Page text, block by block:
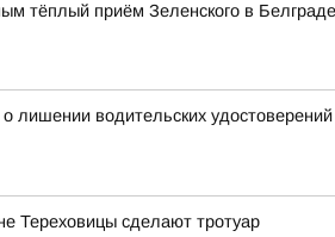
тёплый приём Зеленского в Белграде
лишении водительских
Тереховицы сделают тротуар